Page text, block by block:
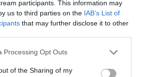
participants. This information may
us to third parties on the IAB’s List of
that may further disclose it to other
Processing Opt Outs
of the Sharing of my
ICMP - Internet Control Message Protocol
DHCP Server - Dynamic Host Configuration
Protocol Server
DNS - Domain Name System
Protocol
Protocol Client